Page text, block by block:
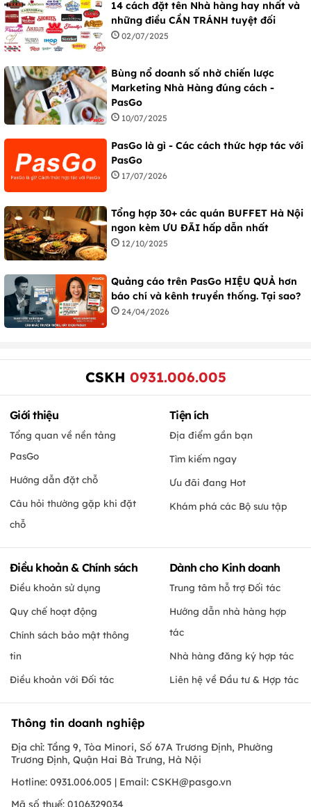
14 cách đặt tên Nhà hàng hay nhất và
những điều CẦN TRÁNH tuyệt đối
02/07/2025
Bùng nổ doanh số nhờ chiến lược
Marketing Nhà Hàng đúng cách -
PasGo
10/07/2025
PasGo là gì - Các cách thức hợp tác với
PasGo
17/07/2026
Tổng hợp 30+ các quán BUFFET Hà Nội
ngon kèm ƯU ĐÃI hấp dẫn nhất
12/10/2025
Quảng cáo trên PasGo HIỆU QUẢ hơn
báo chí và kênh truyền thống. Tại sao?
24/04/2026
CSKH 0931.006.005
Giới thiệu
Tổng quan về nền tảng
PasGo
Hướng dẫn đặt chỗ
Câu hỏi thường gặp khi đặt
chỗ
Tiện ích
Địa điểm gần bạn
Tìm kiếm ngay
Ưu đãi đang Hot
Khám phá các Bộ sưu tập
Điều khoản & Chính sách
Điều khoản sử dụng
Quy chế hoạt động
Chính sách bảo mật thông
tin
Điều khoản với Đối tác
Dành cho Kinh doanh
Trung tâm hỗ trợ Đối tác
Hướng dẫn nhà hàng hợp
tác
Nhà hàng đăng ký hợp tác
Liên hệ về Đầu tư & Hợp tác
Thông tin doanh nghiệp
Địa chỉ: Tầng 9, Tòa Minori, Số 67A Trương Định, Phường
Trương Định, Quận Hai Bà Trưng, Hà Nội
Hotline: 0931.006.005 | Email: CSKH@pasgo.vn
Mã số thuế: 0106329034